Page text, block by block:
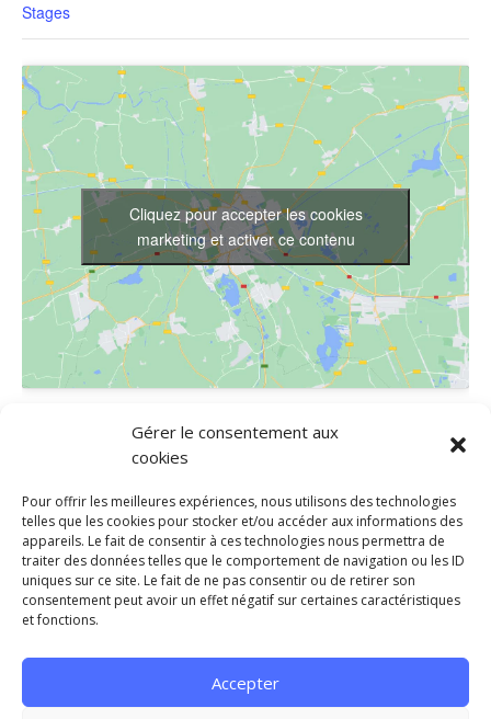
Gérer le consentement aux
cookies
Pour offrir les meilleures expériences, nous utilisons des technologies
telles que les cookies pour stocker et/ou accéder aux informations des
appareils. Le fait de consentir à ces technologies nous permettra de
traiter des données telles que le comportement de navigation ou les ID
uniques sur ce site. Le fait de ne pas consentir ou de retirer son
consentement peut avoir un effet négatif sur certaines caractéristiques
et fonctions.
Accepter
Stages
SAINT JEAN DE VEDAS 34430 France + Google Map
Téléphone
0467471836
Cliquez pour accepter les cookies
marketing et activer ce contenu